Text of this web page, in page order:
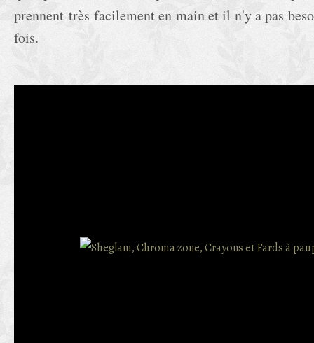
prennent très facilement en main et il n'y a pas
fois.